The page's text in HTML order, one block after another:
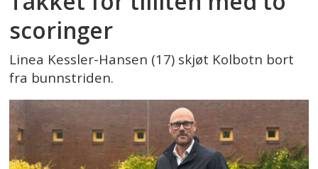
scoringer
Linea Kessler-Hansen (17) skjøt Kolbotn bort
fra bunnstriden.